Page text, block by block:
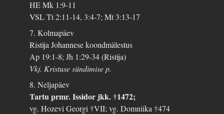
HE Mk 1:9-11
VSL Tt 2:11-14, 3:4-7; Mt 3:13-17
7. Kolmapäev
Ristija Johannese koondmälestus
Ap 19:1-8; Jh 1:29-34 (Ristija)
Vkj. Kristuse sündimise p.
8. Neljapäev
Tartu prmr. Issidor jkk. †1472;
vg. Hozevi Georgi †VII; vg. Domniika †474